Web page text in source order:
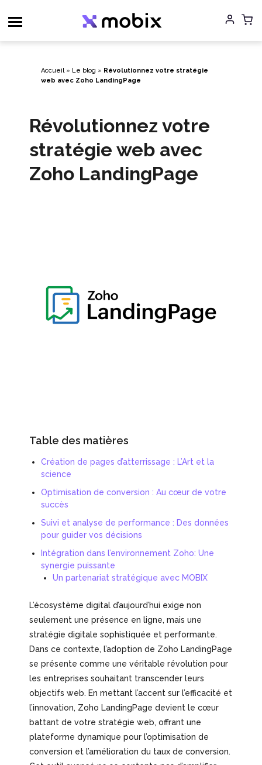
contenu
Accueil» Le blog » Révolutionnez votre stratégie
web avec Zoho LandingPage
Révolutionnez votre
stratégie web avec
Zoho LandingPage
Table des matières
Création de pages d’atterrissage : L’Art et la
science
Optimisation de conversion : Au cœur de votre
succès
Suivi et analyse de performance : Des données
pour guider vos décisions
Intégration dans l’environnement Zoho: Une
synergie puissante
Un partenariat stratégique avec MOBIX
L’écosystème digital d’aujourd’hui exige non
seulement une présence en ligne, mais une
stratégie digitale sophistiquée et performante.
Dans ce contexte, l’adoption de Zoho LandingPage
se présente comme une véritable révolution pour
les entreprises souhaitant transcender leurs
objectifs web. En mettant l’accent sur l’efficacité et
l’innovation, Zoho LandingPage devient le cœur
battant de votre stratégie web, offrant une
plateforme dynamique pour l’optimisation de
conversion et l’amélioration du taux de conversion.